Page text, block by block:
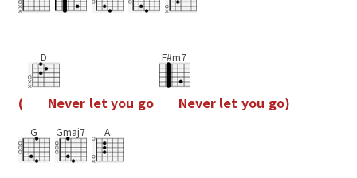
(
D
Never let you go
F#m7
Never let you go)
G Gmaj7 A